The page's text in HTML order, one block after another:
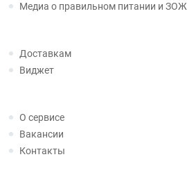
Медиа о правильном питании и ЗОЖ
Доставкам
Виджет
О сервисе
Вакансии
Контакты